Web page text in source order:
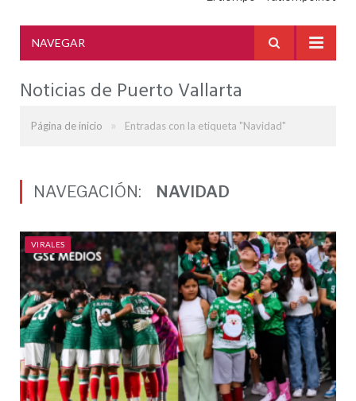
NAVEGAR
Noticias de Puerto Vallarta
Página de inicio » Entradas con la etiqueta "Navidad"
NAVEGACIÓN: NAVIDAD
VIRALES